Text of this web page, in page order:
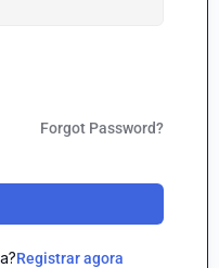
Forgot Password?
Registrar agora